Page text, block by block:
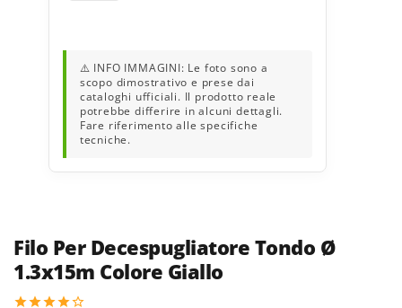
Filo Per Decespugliatore Tondo Ø
1.3x15m Colore Giallo
starstarstarstarstar_border